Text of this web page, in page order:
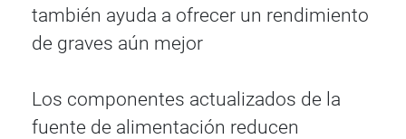
también ayuda a ofrecer un rendimiento
de graves aún mejor
Los componentes actualizados de la
fuente de alimentación reducen